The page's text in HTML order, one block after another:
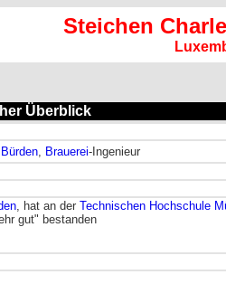
Steichen
Überblick
Bürden, Brauerei-Ingenieur
, hat an der Technischen Hochschule
gut" bestanden